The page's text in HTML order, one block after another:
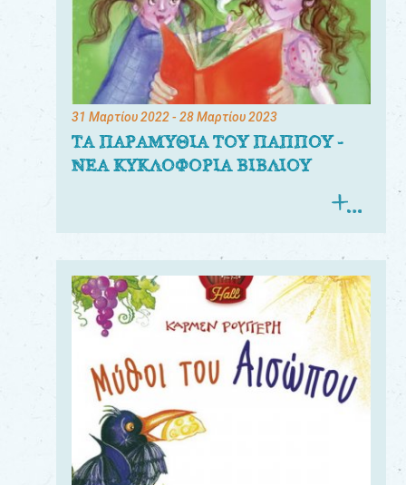
31 Μαρτίου 2022- 28 Μαρτίου 2023
ΤΑ ΠΑΡΑΜΥΘΙΑ ΤΟΥ ΠΑΠΠΟΥ -
ΝΕΑ ΚΥΚΛΟΦΟΡΙΑ ΒΙΒΛΙΟΥ